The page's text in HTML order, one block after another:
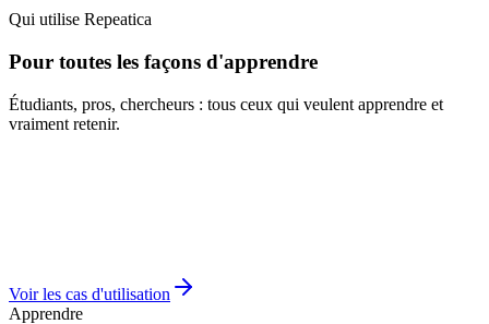
Qui utilise Repeatica
Pour toutes les façons d'apprendre
Étudiants, pros, chercheurs : tous ceux qui veulent apprendre et
vraiment retenir.
Voir les cas d'utilisation
Apprendre